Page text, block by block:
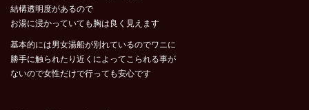
結構透明度があるので
お湯に浸かっていても胸は良く見えます
基本的には男女湯船が別れているのでワニに
勝手に触られたり近くによってこられる事が
ないので女性だけで行っても安心です